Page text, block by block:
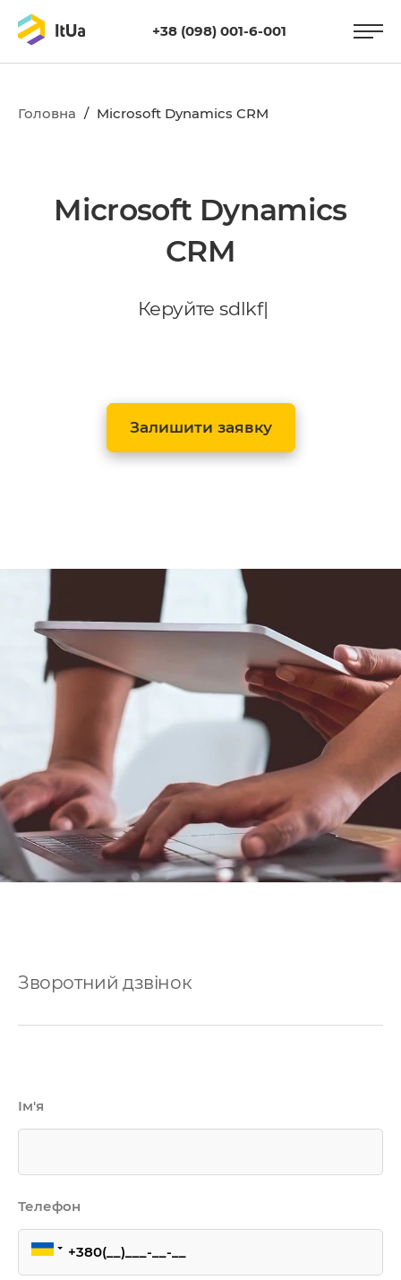
Послуги
+38 (098) 001-6-001
Головна / Microsoft Dynamics CRM
Microsoft Dynamics
CRM
Керуй те |
Залишити заявку
Зворотний дзвінок
Ім'я
Телефон